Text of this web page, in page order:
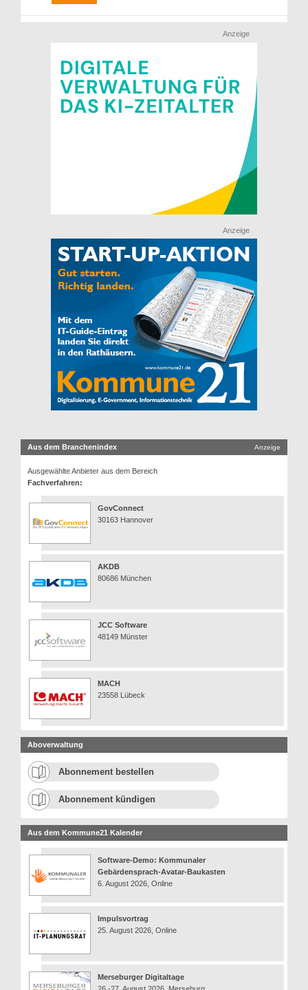
Anzeige
Anzeige
Aus dem Branchenindex Anzeige
Ausgewählte Anbieter aus dem Bereich
Fachverfahren:
GovConnect
30163 Hannover
AKDB
80686 München
JCC Software
48149 Münster
MACH
23558 Lübeck
Aboverwaltung
Abonnement bestellen
Abonnement kündigen
Aus dem Kommune21 Kalender
Software-Demo: Kommunaler
Gebärdensprach-Avatar-Baukasten
6. August 2026, Online
Impulsvortrag
25. August 2026, Online
Merseburger Digitaltage